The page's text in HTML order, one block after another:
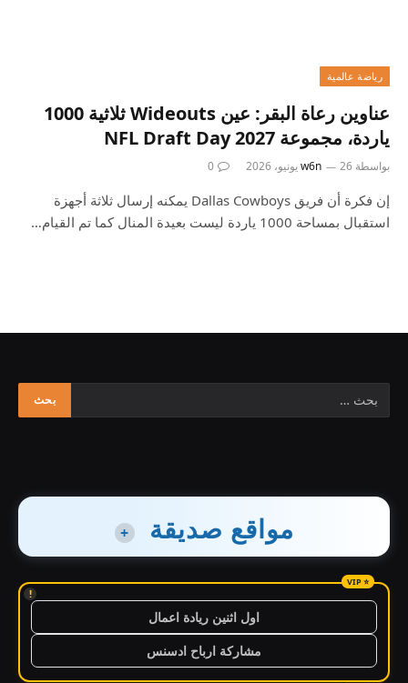
رياضة عالمية
عناوين رعاة البقر: عين Wideouts ثلاثية 1000
ياردة، مجموعة 2027 NFL Draft Day
بواسطة w6n 26 يونيو، 2026 0
إن فكرة أن فريق Dallas Cowboys يمكنه إرسال ثلاثة أجهزة
استقبال بمساحة 1000 ياردة ليست بعيدة المنال كما تم القيام…
مواقع صديقة +
!
اول اثنين ريادة اعمال
مشاركة ارباح ادسنس